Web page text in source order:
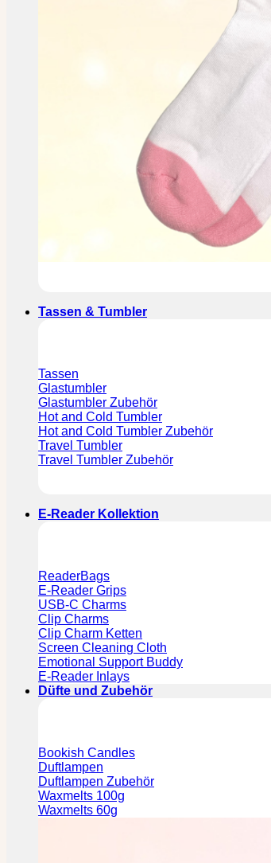
Tassen & Tumbler
Tassen
Glastumbler
Glastumbler Zubehör
Hot and Cold Tumbler
Hot and Cold Tumbler Zubehör
Travel Tumbler
Travel Tumbler Zubehör
E-Reader Kollektion
ReaderBags
E-Reader Grips
USB-C Charms
Clip Charms
Clip Charm Ketten
Screen Cleaning Cloth
Emotional Support Buddy
E-Reader Inlays
Düfte und Zubehör
Bookish Candles
Duftlampen
Duftlampen Zubehör
Waxmelts 100g
Waxmelts 60g